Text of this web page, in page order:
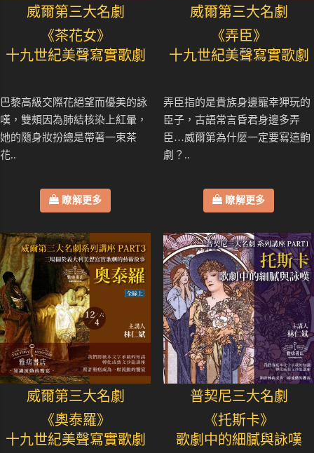
威爾第三大名劇
《茶花女》
十九世紀美聲寫實歌劇
巴黎高級交際花絕望而優美的詠
嘆，雙頰因為肺結核染上紅暈，
她的隨身妝扮總是帶著一束茶
花..
瞭解更多
威爾第三大名劇
《弄臣》
十九世紀美聲寫實歌劇
弄臣指的是貴族身邊寵幸狎玩的
臣子，古語常言昏君身邊多弄
臣…威爾第為什麼一定要寫這齣
劇？..
瞭解更多
威爾第三大名劇
《奧泰羅》
十九世紀美聲寫實歌劇
普契尼三大名劇
《托斯卡》
歌劇中的細膩與詠嘆